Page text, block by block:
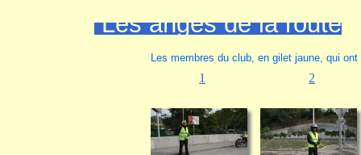
Les anges de la route
Les membres du club, en gilet jaune, qui
1 2